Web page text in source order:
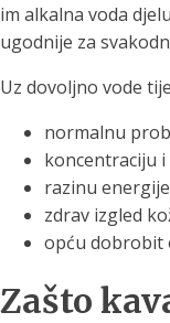
im alkalna voda
ugodnije za
Uz dovoljno vode
normalnu
koncentraciju
razinu energije
zdrav izgled
opću dobrobit
Zašto